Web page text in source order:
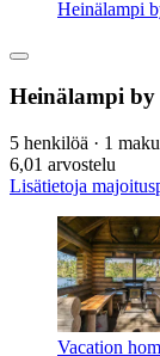
Heinälampi
Heinälampi
5 henkilöä · 1
6,01 arvostelu
Lisätietoja
Vacation